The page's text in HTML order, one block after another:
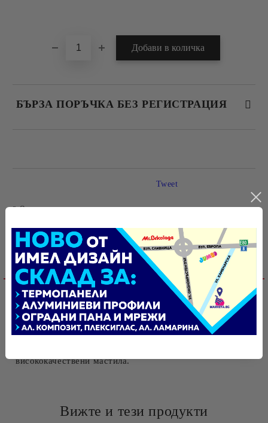
БЪРЗА ПОРЪЧКА БЕЗ РЕГИСТРАЦИЯ
Ние ще се свържем с вас в рамките на работния ден.
Оцени продукта
Tweet
Детайлно описание
Стикери от Пвц фолио подходящи за декорация на
всякакви повърхности. Могат да бъдат изработени в
различни размери според желанието на клиента.
Материалът е подходящ както за закрити помещения,
висококачествени мастила.
Вижте и тези продукти